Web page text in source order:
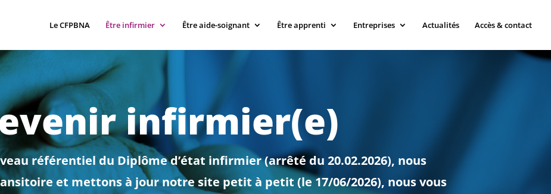
Le CFPBNA Être infirmier Être aide-soignant Être apprenti Entreprises Actualités Accès & contact
infirmier(e)
référentiel du Diplôme d’état infirmier (arrêté du 20.02.2026), nous
et mettons à jour notre site petit à petit (le 17/06/2026), nous vous